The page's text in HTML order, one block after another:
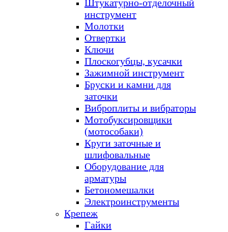
Штукатурно-отделочный
инструмент
Молотки
Отвертки
Ключи
Плоскогубцы, кусачки
Зажимной инструмент
Бруски и камни для
заточки
Виброплиты и вибраторы
Мотобуксировщики
(мотособаки)
Круги заточные и
шлифовальные
Оборудование для
арматуры
Бетономешалки
Электроинструменты
Крепеж
Гайки